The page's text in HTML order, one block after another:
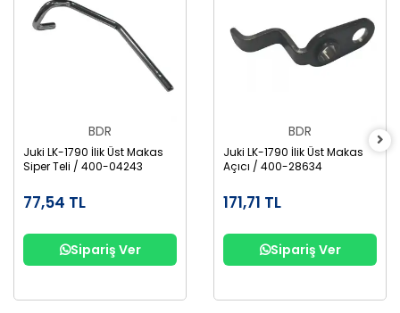
BDR
Juki LK-1790 İlik Üst Makas
Siper Teli / 400-04243
77,54 TL
Sipariş Ver
BDR
Juki LK-1790 İlik Üst Makas
Açıcı / 400-28634
171,71 TL
Sipariş Ver